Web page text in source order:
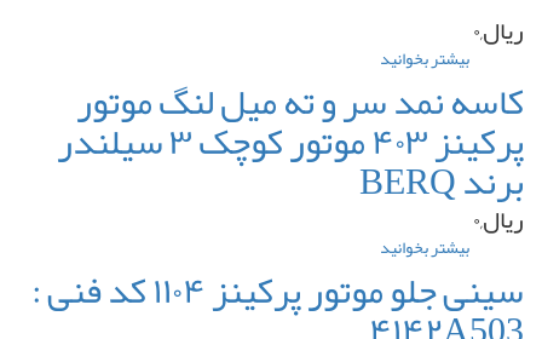
کولیس
برند
.H.F
ترکیه
ریال,۰
بیشتر بخوانید
پمپ
موتور
کاترپیلار
۳۳۰۶
برند
کاسه نمد سر و ته میل لنگ موتور
پرکینز ۴۰۳ موتور کوچک ۳ سیلندر
برند BERQ
ریال,۰
بیشتر بخوانید
نمد
سر سینی جلو موتور پرکینز ۱۱۰۴ کد فنی :